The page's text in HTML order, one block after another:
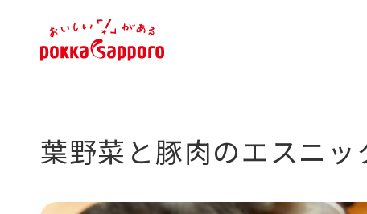
葉野菜と豚肉のエスニ